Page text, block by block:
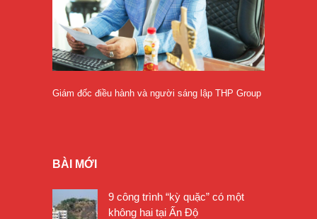
Giám đốc điều hành và người sáng lập THP Group
BÀI MỚI
9 công trình “kỳ quặc” có một
không hai tại Ấn Độ